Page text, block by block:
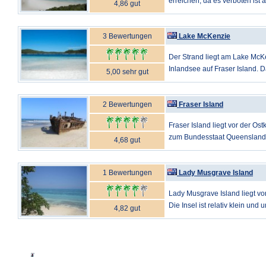
4,86 gut
3 Bewertungen Lake McKenzie
Der Strand liegt am Lake
Inlandsee auf Fraser Island.
5,00 sehr gut
2 Bewertungen Fraser Island
Fraser Island liegt vor der
zum Bundesstaat
4,68 gut
1 Bewertungen Lady Musgrave Island
Lady Musgrave Island liegt
Die Insel ist relativ klein und
4,82 gut